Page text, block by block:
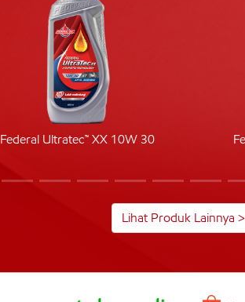
Federal Ultratec™ XX 10W 30
Lihat Produk Lainnya